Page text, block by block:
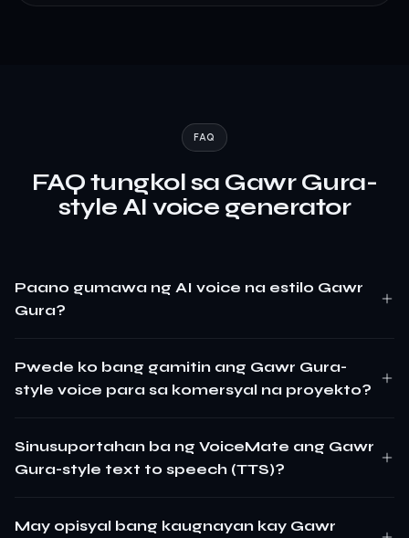
FAQ
FAQ tungkol sa Gawr Gura-
style AI voice generator
Paano gumawa ng AI voice na estilo Gawr
Gura?
Pwede ko bang gamitin ang Gawr Gura-
style voice para sa komersyal na proyekto?
Sinusuportahan ba ng VoiceMate ang Gawr
Gura-style text to speech (TTS)?
May opisyal bang kaugnayan kay Gawr